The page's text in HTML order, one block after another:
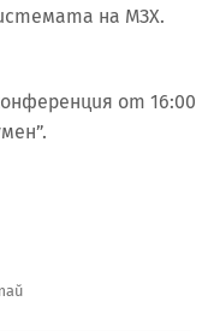
на МЗХ.
от 16:00